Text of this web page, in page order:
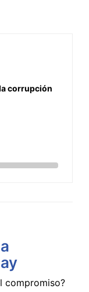
corrupción
compromiso?